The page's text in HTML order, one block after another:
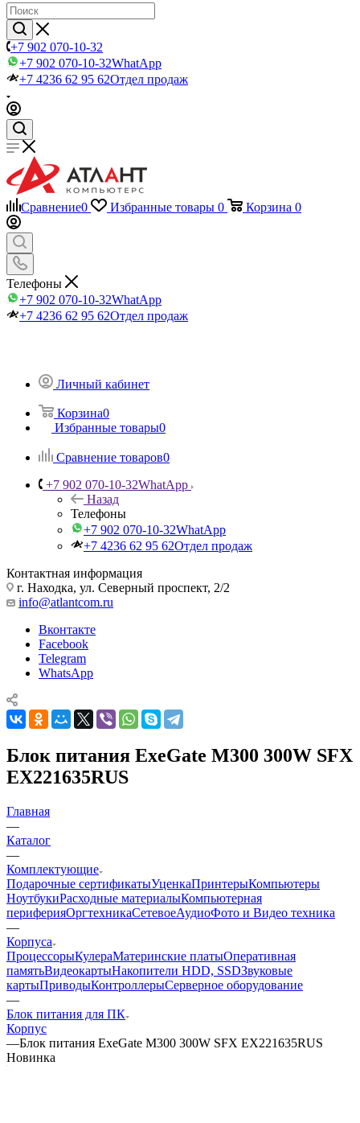
+7 902 070-10-32
+7 902 070-10-32WhatApp
+7 4236 62 95 62Отдел продаж
Сравнение0 Избранные товары 0 Корзина 0
Телефоны
+7 902 070-10-32WhatApp
+7 4236 62 95 62Отдел продаж
Личный кабинет
Корзина0
Избранные товары0
Сравнение товаров0
+7 902 070-10-32WhatApp
Назад
Телефоны
+7 902 070-10-32WhatApp
+7 4236 62 95 62Отдел продаж
Контактная информация
г. Находка, ул. Северный проспект, 2/2
info@atlantcom.ru
Вконтакте
Facebook
Telegram
WhatsApp
Блок питания ExeGate M300 300W SFX
EX221635RUS
Главная
—
Каталог
—
Комплектующие
Подарочные сертификатыУценкаПринтерыКомпьютеры
НоутбукиРасходные материалыКомпьютерная
периферияОргтехникаСетевоеАудиоФото и Видео техника
—
Корпуса
ПроцессорыКулераМатеринские платыОперативная
памятьВидеокартыНакопители HDD, SSDЗвуковые
картыПриводыКонтроллерыCерверное оборудование
—
Блок питания для ПК
Корпус
—Блок питания ExeGate M300 300W SFX EX221635RUS
Новинка